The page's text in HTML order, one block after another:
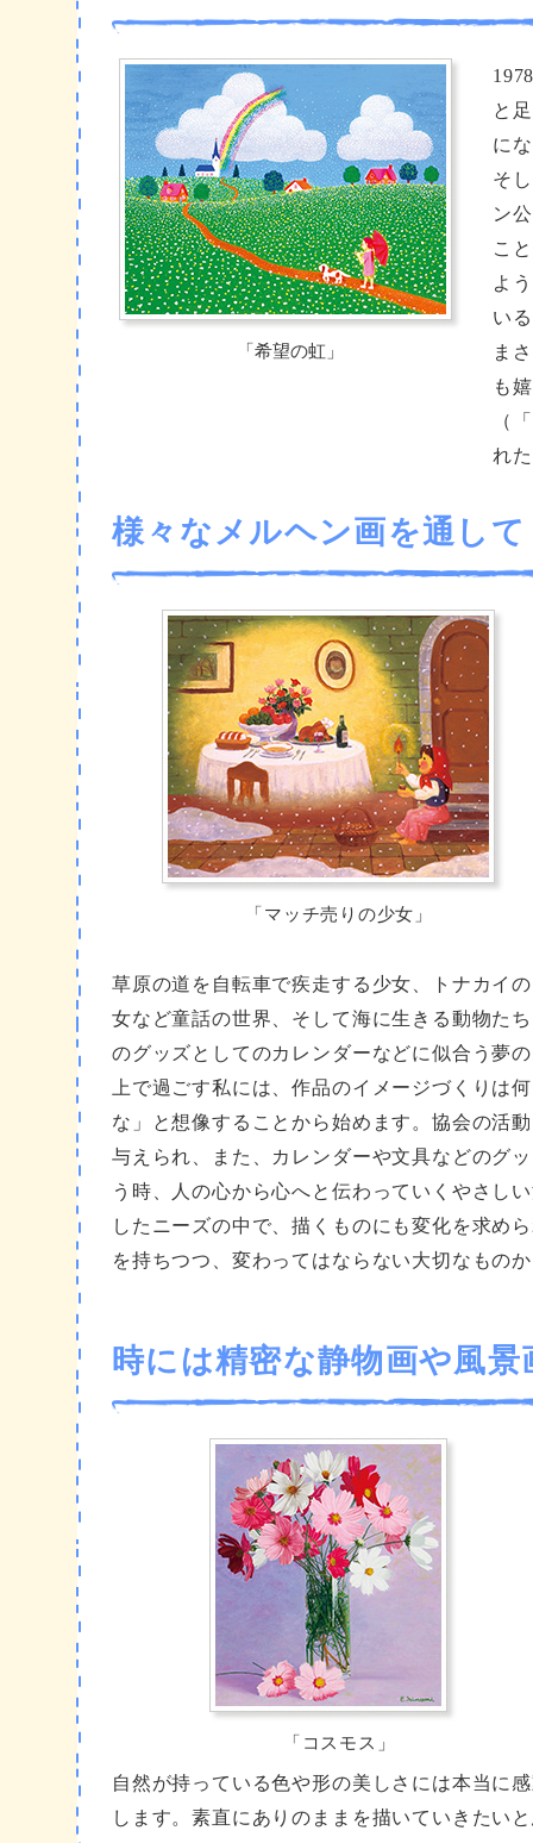
「希望の虹」
と
に
そ
ン
こ
よ
い
ま
も
（
れ
様々なメルヘン画を通して
「マッチ売りの少女」
草原の道を自転車で疾走する少女、トナカイ
女など童話の世界、そして海に生きる動物た
のグッズとしてのカレンダーなどに似合う夢
上で過ごす私には、作品のイメージづくりは
な」と想像することから始めます。協会の活
与えられ、また、カレンダーや文具などのグ
う時、人の心から心へと伝わっていくやさし
したニーズの中で、描くものにも変化を求め
を持ちつつ、変わってはならない大切なもの
時には精密な静物画や風景
「コスモス」
自然が持っている色や形の美しさには本当に
します。素直にありのままを描いていきたい